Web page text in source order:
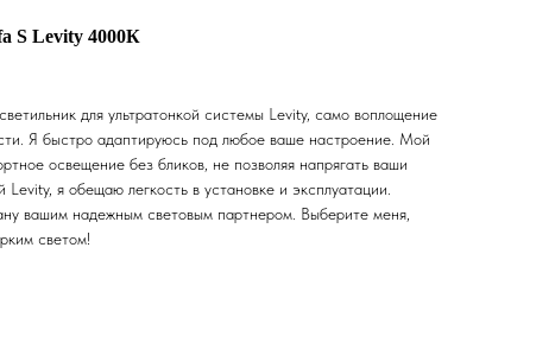
S Levity 4000К
для ультратонкой системы Levity, само воплощение
Я быстро адаптируюсь под любое ваше настроение. Мой
освещение без бликов, не позволяя напрягать ваши
я обещаю легкость в установке и эксплуатации.
вашим надежным световым партнером. Выберите меня,
светом!